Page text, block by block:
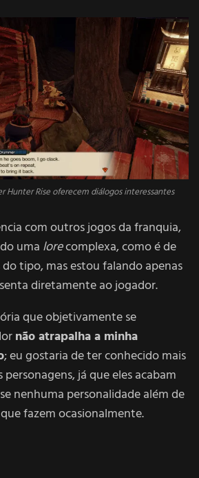
Hunter Rise oferecem diálogos interessantes
com outros jogos da franquia,
uma lorecomplexa, como é de
do tipo, mas estou falando apenas
diretamente ao jogador.
que objetivamente se
não atrapalha a minha
; eu gostaria de ter conhecido mais
já que eles acabam
nenhuma personalidade além de
fazem ocasionalmente.